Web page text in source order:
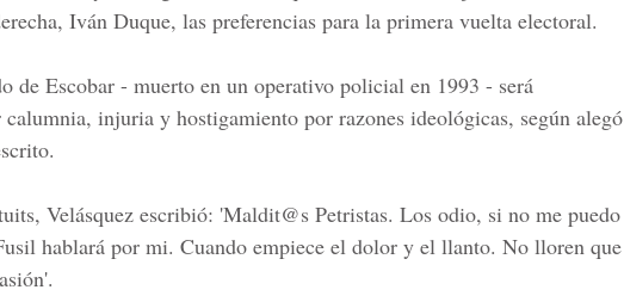
Iván Duque, las preferencias para la primera vuelta electoral.
de Escobar - muerto en un operativo policial en 1993 - será
calumnia, injuria y hostigamiento por razones ideológicas, según alegó
Velásquez escribió: 'Maldit@s Petristas. Los odio, si no me puedo
hablará por mi. Cuando empiece el dolor y el llanto. No lloren que